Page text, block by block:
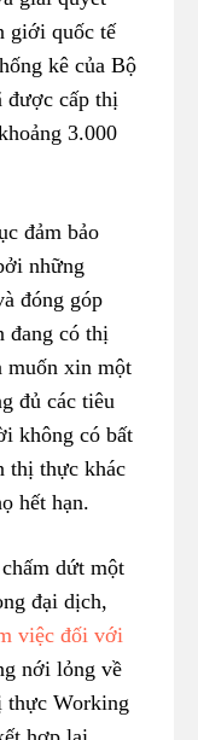
giới quốc tế
kê của Bộ
được cấp thị
3.000
đảm bảo
những
đóng góp
đang có thị
muốn xin một
đủ các tiêu
không có bất
thị thực khác
hết hạn.
dứt một
đại dịch,
việc đối với
nới lỏng về
thực Working